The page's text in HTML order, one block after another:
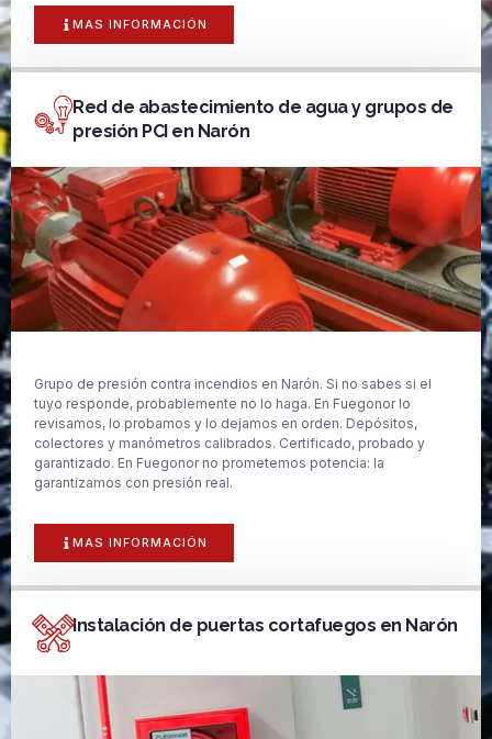
MAS INFORMACIÓN
Red de abastecimiento de agua y grupos de
presión PCI en Narón
Grupo de presión contra incendios en Narón. Si no sabes si el
tuyo responde, probablemente no lo haga. En Fuegonor lo
revisamos, lo probamos y lo dejamos en orden. Depósitos,
colectores y manómetros calibrados. Certificado, probado y
garantizado. En Fuegonor no prometemos potencia: la
garantizamos con presión real.
MAS INFORMACIÓN
Instalación de puertas cortafuegos en Narón